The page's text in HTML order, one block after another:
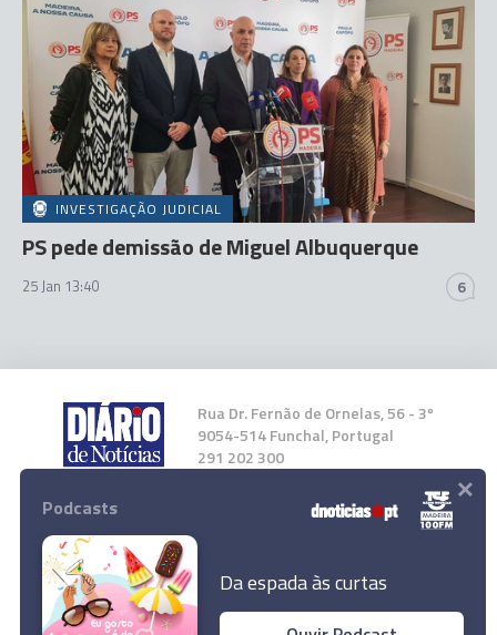
INVESTIGAÇÃO JUDICIAL
PS pede demissão de Miguel Albuquerque
25 Jan 13:40 6
Rua Dr. Fernão de Ornelas, 56 - 3º
9054-514 Funchal, Portugal
291 202 300
Instale a nossa App
Podcasts
Da espada às curtas
×